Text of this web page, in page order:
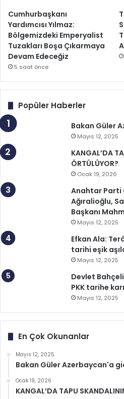
Cumhurbaşkanı
Yardımcısı Yılmaz:
Bölgemizdeki Emperyalist
Tuzakları Boşa Çıkarmaya
Devam Edeceğiz
5 saat önce
Popüler Haberler
Bakan Güler
Mayıs 12, 2025
KANGAL’DA
ÖRTÜLÜYOR?
Ocak 19, 2026
Anahtar Parti
Ağıralioğlu,
Başkanı
Mayıs 12, 2025
Efkan Ala:
tarihi eşik
Mayıs 12, 2025
Devlet
PKK tarihe
Mayıs 12, 2025
En Çok Okunanlar
Mayıs 12, 2025
Bakan Güler Azerbaycan'a
Ocak 19, 2026
KANGAL’DA TAPU